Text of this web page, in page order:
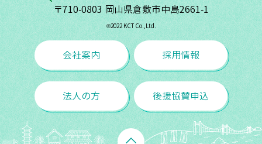
〒710-0803 岡山県倉敷市中島2661-1
©︎2022 KCT Co.,Ltd.
会社案内 採用情報
法人の方 後援協賛申込